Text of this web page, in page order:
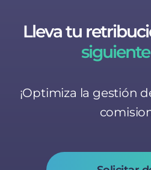
Lleva tu
¡Optimiza la gestión